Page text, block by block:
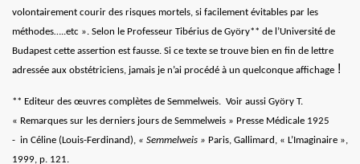
volontairement courir des risques mortels, si facilement évitables par les
méthodes…..etc ». Selon le Professeur Tibérius de Györy** de l’Université de
Budapest cette assertion est fausse. Si ce texte se trouve bien en fin de lettre
adressée aux obstétriciens, jamais je n’ai procédé à un quelconque affichage !
** Editeur des œuvres complètes de Semmelweis. Voir aussi Györy T.
« Remarques sur les derniers jours de Semmelweis » Presse Médicale 1925
- in Céline (Louis-Ferdinand), « Semmelweis » Paris, Gallimard, « L’Imaginaire »,
1999, p. 121.